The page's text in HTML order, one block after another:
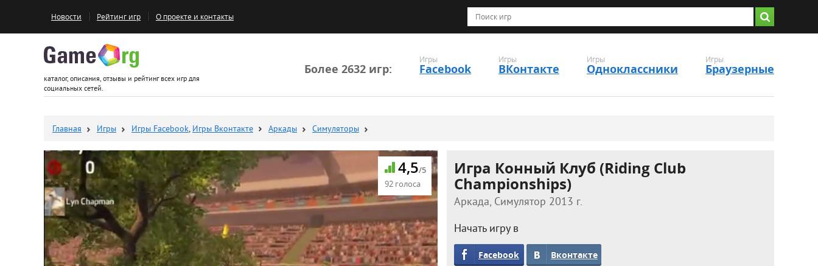
Новости Рейтинг игр О проекте и контакты
Более 2632 игр:
Игры
Facebook
Игры
ВКонтакте
Игры
Одноклассники
Игры
Браузерные
каталог, описания, отзывы и рейтинг всех игр для
социальных сетей.
Главная Игры Игры Facebook, Игры Вконтакте Аркады Симуляторы
4,5/5
92 голоса
Игра Конный Клуб (Riding Club
Championships)
Аркада, Симулятор 2013 г.
Начать игру в
Facebook Вконтакте